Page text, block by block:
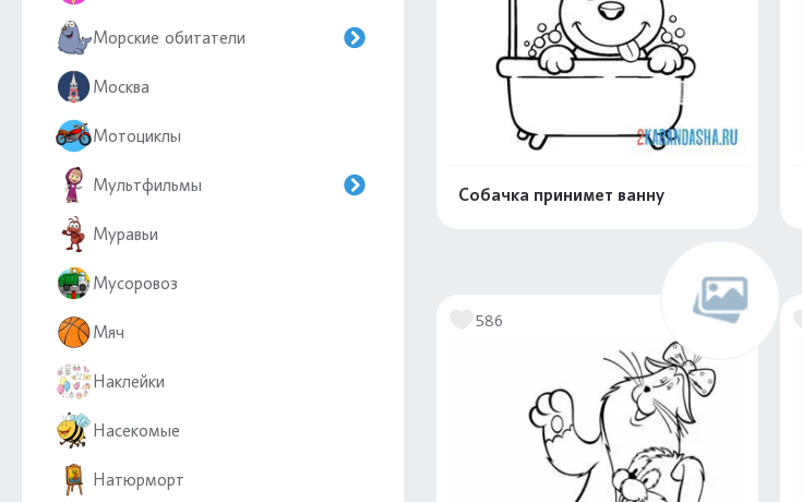
Морские обитатели
Москва
Мотоциклы
Мультфильмы
Муравьи
Мусоровоз
Мяч
Наклейки
Насекомые
Натюрморт
Собачка принимет ванну
586